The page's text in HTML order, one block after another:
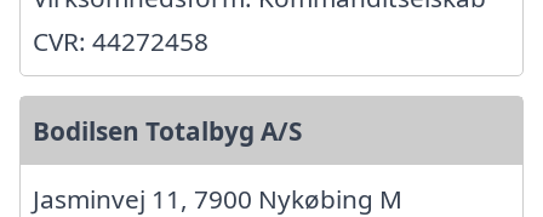
CVR: 44272458
Bodilsen Totalbyg A/S
Jasminvej 11, 7900 Nykøbing M